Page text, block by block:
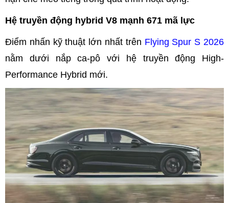
Hệ truyền động hybrid V8 mạnh 671 mã lực
Điểm nhấn kỹ thuật lớn nhất trên Flying Spur S 2026
nằm dưới nắp ca-pô với hệ truyền động High-
Performance Hybrid mới.